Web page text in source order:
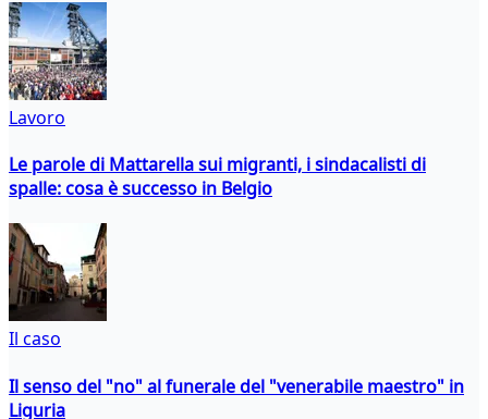
Lavoro
Le parole di Mattarella sui migranti, i sindacalisti di
spalle: cosa è successo in Belgio
Il caso
Il senso del "no" al funerale del "venerabile maestro" in
Liguria